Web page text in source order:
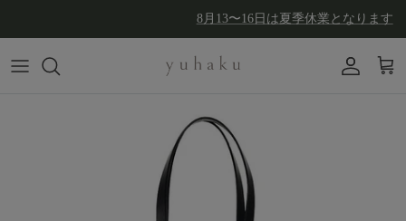
8月13〜16日は夏季休業となります
アカウン
カ